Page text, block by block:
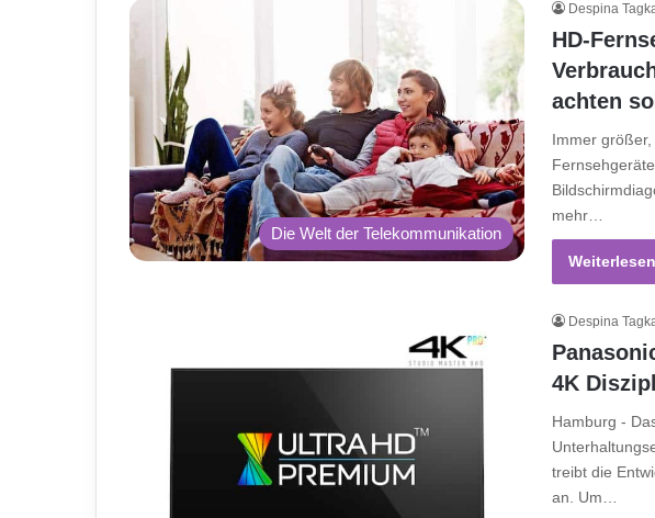
Die Welt der Telekommunikation
Despina
HD-
achten
Immer
mehr…
Despina
4K
Hamburg -
treibt die
an. Um…